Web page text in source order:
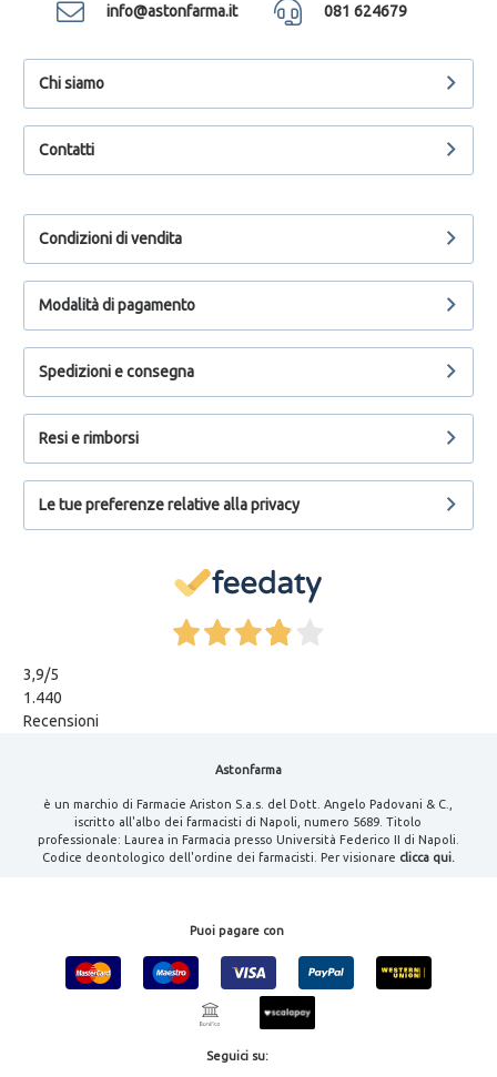
info@astonfarma.it 081 624679
Chi siamo
Contatti
Condizioni di vendita
Modalità di pagamento
Spedizioni e consegna
Resi e rimborsi
Le tue preferenze relative alla privacy
3,9/5
1.440
Recensioni
Astonfarma
è un marchio di Farmacie Ariston S.a.s. del Dott. Angelo Padovani & C.,
iscritto all'albo dei farmacisti di Napoli, numero 5689. Titolo
professionale: Laurea in Farmacia presso Università Federico II di Napoli.
Codice deontologico dell'ordine dei farmacisti. Per visionare clicca qui.
Puoi pagare con
Seguici su: